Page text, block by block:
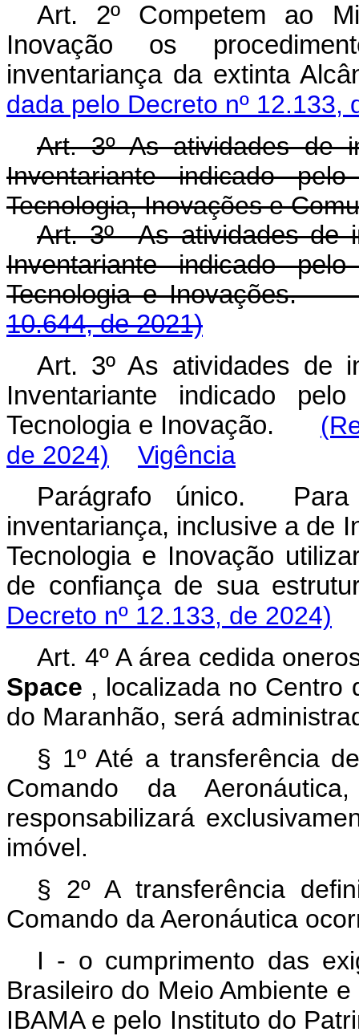
Art. 2º Competem ao
Inovação os
inventariança da extinta
dada pelo Decreto nº 12.133,
Art. 3º As atividades de
Inventariante indicado
Tecnologia, Inovações e
Art. 3º As atividades de
Inventariante indicado
Tecnologia e
10.644, de 2021)
Art. 3º As atividades de
Inventariante indicado
Tecnologia e Inovação.
de 2024)
Vigência
Parágrafo único. Para
inventariança, inclusive a de
Tecnologia e Inovação
de confiança de sua
Decreto nº 12.133, de 2024)
Art. 4º A área cedida
Space , localizada no Centro
do Maranhão, será
§ 1º Até a transferência
Comando da
responsabilizará
imóvel.
§ 2º A transferência
Comando da Aeronáutica
I - o cumprimento das
Brasileiro do Meio Ambiente
IBAMA e pelo Instituto do